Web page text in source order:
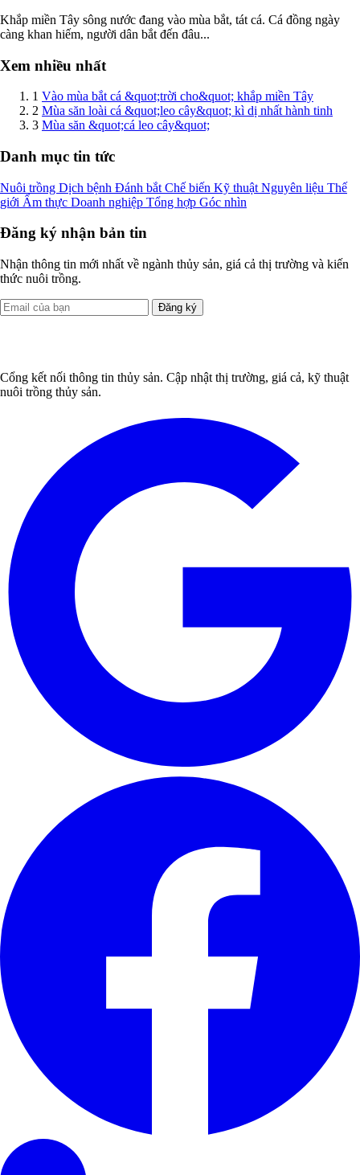
Khắp miền Tây sông nước đang vào mùa bắt, tát cá. Cá đồng ngày
càng khan hiếm, người dân bắt đến đâu...
Xem nhiều nhất
1 Vào mùa bắt cá &quot;trời cho&quot; khắp miền Tây
2 Mùa săn loài cá &quot;leo cây&quot; kì dị nhất hành tinh
3 Mùa săn &quot;cá leo cây&quot;
Danh mục tin tức
Nuôi trồng Dịch bệnh Đánh bắt Chế biến Kỹ thuật Nguyên liệu Thế
giới Ẩm thực Doanh nghiệp Tổng hợp Góc nhìn
Đăng ký nhận bản tin
Nhận thông tin mới nhất về ngành thủy sản, giá cả thị trường và kiến
thức nuôi trồng.
Đăng ký
Cổng kết nối thông tin thủy sản. Cập nhật thị trường, giá cả, kỹ thuật
nuôi trồng thủy sản.